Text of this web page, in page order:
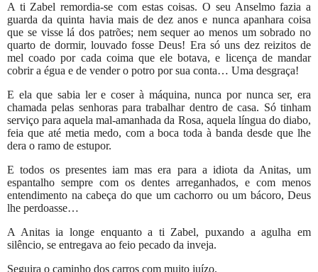
A ti Zabel remordia-se com estas coisas. O seu Anselmo fazia a
guarda da quinta havia mais de dez anos e nunca apanhara coisa
que se visse lá dos patrões; nem sequer ao menos um sobrado no
quarto de dormir, louvado fosse Deus! Era só uns dez reizitos de
mel coado por cada coima que ele botava, e licença de mandar
cobrir a égua e de vender o potro por sua conta… Uma desgraça!
E ela que sabia ler e coser à máquina, nunca por nunca ser, era
chamada pelas senhoras para trabalhar dentro de casa. Só tinham
serviço para aquela mal-amanhada da Rosa, aquela língua do diabo,
feia que até metia medo, com a boca toda à banda desde que lhe
dera o ramo de estupor.
E todos os presentes iam mas era para a idiota da Anitas, um
espantalho sempre com os dentes arreganhados, e com menos
entendimento na cabeça do que um cachorro ou um bácoro, Deus
lhe perdoasse…
A Anitas ia longe enquanto a ti Zabel, puxando a agulha em
silêncio, se entregava ao feio pecado da inveja.
Seguira o caminho dos carros com muito juízo.